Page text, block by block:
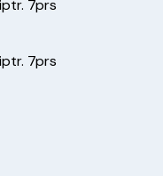
7prs
7prs